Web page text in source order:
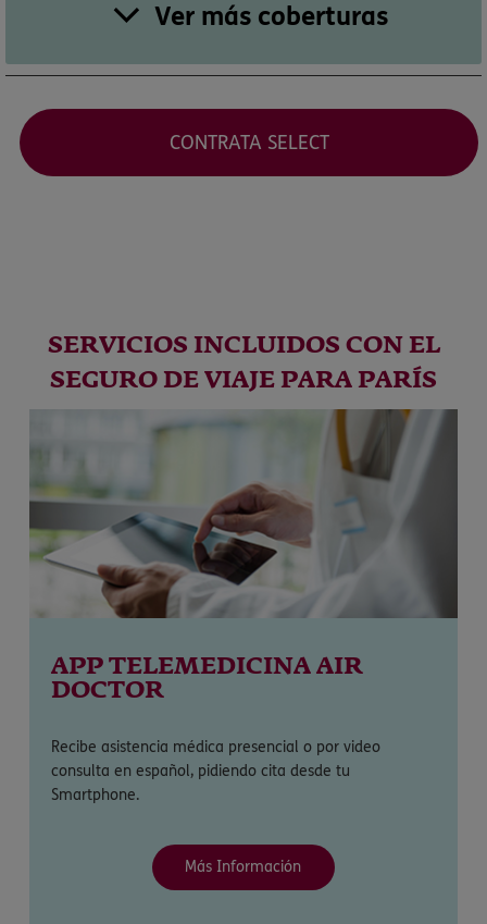
Ver más coberturas
CONTRATA SELECT
SERVICIOS INCLUIDOS CON EL
SEGURO DE VIAJE PARA PARÍS
APP TELEMEDICINA AIR
DOCTOR
Recibe asistencia médica presencial o por video
consulta en español, pidiendo cita desde tu
Smartphone.
Más Información